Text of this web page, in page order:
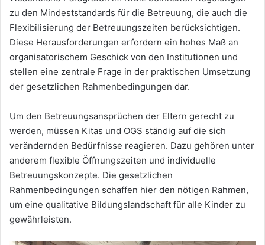
zu den Mindeststandards für die Betreuung, die auch die
Flexibilisierung der Betreuungszeiten berücksichtigen.
Diese Herausforderungen erfordern ein hohes Maß an
organisatorischem Geschick von den Institutionen und
stellen eine zentrale Frage in der praktischen Umsetzung
der gesetzlichen Rahmenbedingungen dar.
Um den Betreuungsansprüchen der Eltern gerecht zu
werden, müssen Kitas und OGS ständig auf die sich
verändernden Bedürfnisse reagieren. Dazu gehören unter
anderem flexible Öffnungszeiten und individuelle
Betreuungskonzepte. Die gesetzlichen
Rahmenbedingungen schaffen hier den nötigen Rahmen,
um eine qualitative Bildungslandschaft für alle Kinder zu
gewährleisten.